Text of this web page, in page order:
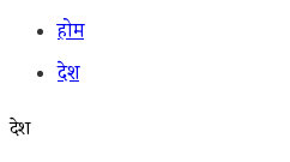
होम
देश
देश